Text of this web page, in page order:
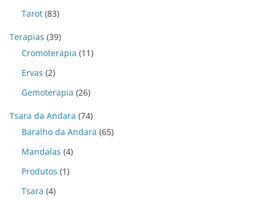
Tarot (83)
Terapias (39)
Cromoterapia (11)
Ervas (2)
Gemoterapia (26)
Tsara da Andara (74)
Baralho da Andara (65)
Mandalas (4)
Produtos (1)
Tsara (4)